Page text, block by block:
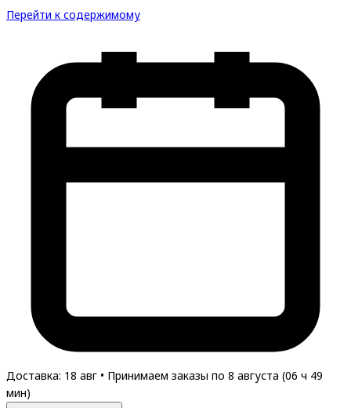
Перейти к содержимому
Доставка: 18 авг • Принимаем заказы по 8 августа (06 ч 49
мин)